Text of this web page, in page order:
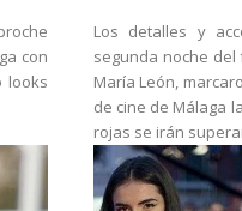
con
looks
Los detalles y
segunda noche
María León,
de cine de Málaga
rojas se irán